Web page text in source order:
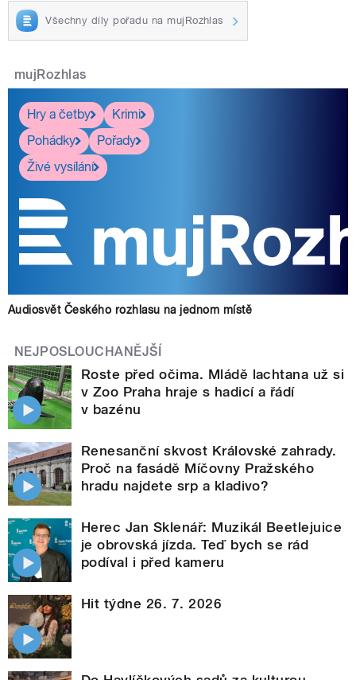
Všechny díly pořadu na mujRozhlas
mujRozhlas
Hry a četby
Krimi
Pohádky
Pořady
Živé vysílání
Audiosvět Českého rozhlasu na jednom místě
NEJPOSLOUCHANĚJŠÍ
Roste před očima. Mládě lachtana už si
v Zoo Praha hraje s hadicí a řádí
v bazénu
Renesanční skvost Královské zahrady.
Proč na fasádě Míčovny Pražského
hradu najdete srp a kladivo?
Herec Jan Sklenář: Muzikál Beetlejuice
je obrovská jízda. Teď bych se rád
podíval i před kameru
Hit týdne 26. 7. 2026